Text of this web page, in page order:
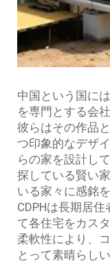
中国という国に
を専門とする会
彼らはその作品
つ印象的なデザ
らの家を設計し
探している賢い
いる家々に感銘
CDPHは長期居
て各住宅をカス
柔軟性により、
とって素晴らし